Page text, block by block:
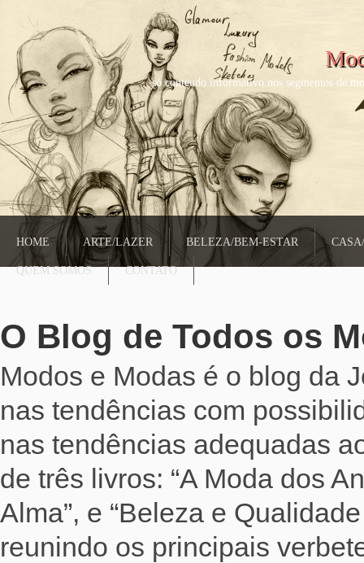
só conteudo informativo nos segmentos de
HOME ARTE/LAZER BELEZA/BEM-ESTAR
QUEM SOMOS CONTATO
O Blog de Todos os
Modos e Modas é o blog da
nas tendências com
nas tendências adequadas
de três livros: “A Moda dos
Alma”, e “Beleza e
reunindo os principais